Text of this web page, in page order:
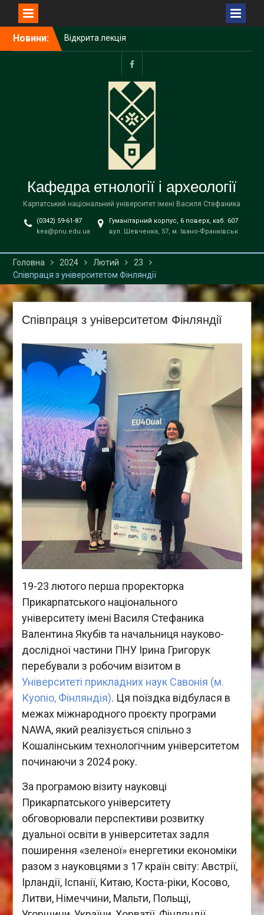
Новини:
Відкрита лекція
Пшемислава Макаровича
(Przemysław Makarowicz)
– відомого польського
археолога, доктора
габілітованого,
професора Інституту
доісторії Університету
імені Адама Міцкевича в
Познані (Республіка
Польща) на тему «Bukivna.
brązu nad Dniestrem»
Запрошуємо вступників на
за освітньою програмою
«Етнологія» спеціальності
!
Збори трудового
колективу кафедри
facebook
Кафедра етнології і археології
Карпатський національний університет імені Василя Стефаника
(0342) 59-61-87
kea@pnu.edu.ua
Гуманітарний корпус, 6 поверх, каб. 607
вул. Шевченка, 57, м. Івано-Франківськ
Головна 2024 Лютий
23
Співпраця з університетом Фінляндії
Співпраця з університетом Фінляндії
19-23 лютого перша проректорка
Прикарпатського національного
університету імені Василя Стефаника
Валентина Якубів та начальниця науково-
дослідної частини ПНУ Ірина Григорук
перебували з робочим візитом в
Університеті прикладних наук Савонія (м.
Куопіо, Фінляндія). Ця поїздка відбулася в
межах міжнародного проєкту програми
NAWA, який реалізується спільно з
Кошалінським технологічним університетом
починаючи з 2024 року.
За програмою візиту науковці
Прикарпатського університету
обговорювали перспективи розвитку
дуальної освіти в університетах задля
поширення «зеленої» енергетики економіки
разом з науковцями з 17 країн світу: Австрії,
Ірландії, Іспанії, Китаю, Коста-ріки, Косово,
Литви, Німеччини, Мальти, Польщі,